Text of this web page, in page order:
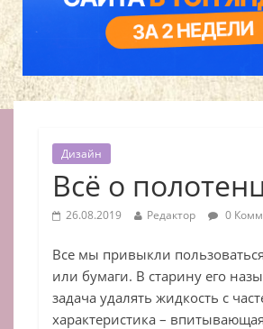
Дизайн
Всё о
26.08.2019 Редактор 0
Все мы привыкли
или бумаги. В старину его
задача удалять жидкость с
характеристика –